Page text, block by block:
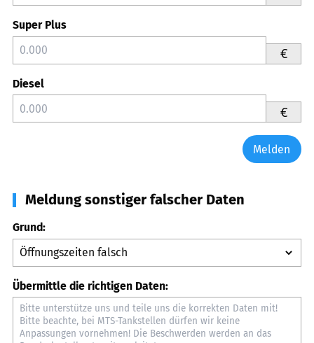
Super Plus
€
Diesel
€
Melden
Meldung sonstiger falscher Daten
Grund:
Übermittle die richtigen Daten: